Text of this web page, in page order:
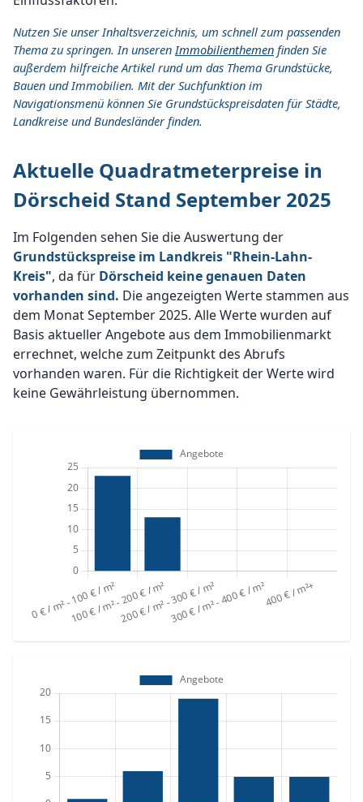
Nutzen Sie unser Inhaltsverzeichnis, um schnell zum passenden
Thema zu springen. In unserenImmobilienthemen finden Sie
außerdem hilfreiche Artikel rund um das Thema Grundstücke,
Bauen und Immobilien. Mit der Suchfunktion im
Navigationsmenü können Sie Grundstückspreisdaten für Städte,
Landkreise und Bundesländer finden.
Aktuelle Quadratmeterpreise in
Dörscheid Stand September 2025
Im Folgenden sehen Sie die Auswertung der
Grundstückspreise im Landkreis "Rhein-Lahn-
Kreis", da für Dörscheid keine genauen Daten
vorhanden sind. Die angezeigten Werte stammen aus
dem Monat September 2025. Alle Werte wurden auf
Basis aktueller Angebote aus dem Immobilienmarkt
errechnet, welche zum Zeitpunkt des Abrufs
vorhanden waren. Für die Richtigkeit der Werte wird
keine Gewährleistung übernommen.